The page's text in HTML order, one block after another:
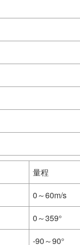
量程
0～60m/s
0～359°
-90～90°